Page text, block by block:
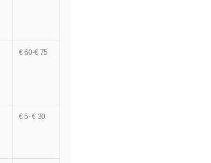
€ 60-€ 75
€ 5- € 30